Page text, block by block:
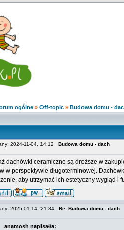
ogólne » Off-topic » Budowa domu -
2024-11-04, 14:12 Budowa domu - dach
dachówki ceramiczne są droższe w
w perspektywie długoterminowej.
aby utrzymać ich estetyczny wygląd
2025-01-14, 21:34 Re: Budowa domu - dach
anamosh napisał/a: